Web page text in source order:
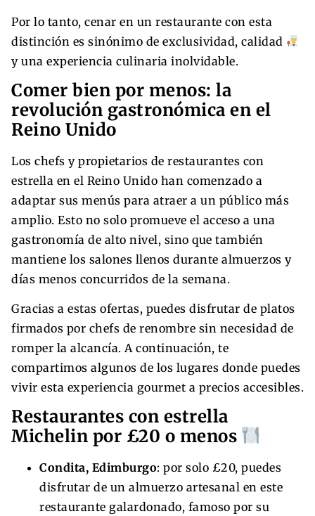
Por lo tanto, cenar en un restaurante con esta
distinción es sinónimo de exclusividad, calidad
y una experiencia culinaria inolvidable.
Comer bien por menos: la
revolución gastronómica en el
Reino Unido
Los chefs y propietarios de restaurantes con
estrella en el Reino Unido han comenzado a
adaptar sus menús para atraer a un público más
amplio. Esto no solo promueve el acceso a una
gastronomía de alto nivel, sino que también
mantiene los salones llenos durante almuerzos y
días menos concurridos de la semana.
Gracias a estas ofertas, puedes disfrutar de platos
firmados por chefs de renombre sin necesidad de
romper la alcancía. A continuación, te
compartimos algunos de los lugares donde puedes
vivir esta experiencia gourmet a precios accesibles.
Restaurantes con estrella
Michelin por £20 o menos
Condita, Edimburgo: por solo £20, puedes
disfrutar de un almuerzo artesanal en este
restaurante galardonado, famoso por su